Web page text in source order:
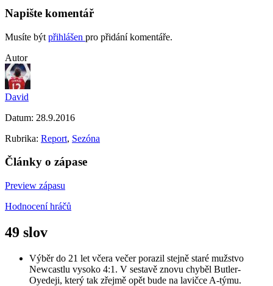
Napište komentář
Musíte být přihlášen pro přidání komentáře.
Autor
David
Datum: 28.9.2016
Rubrika: Report, Sezóna
Články o zápase
Preview zápasu
Hodnocení hráčů
49 slov
Výběr do 21 let včera večer porazil stejně staré mužstvo
Newcastlu vysoko 4:1. V sestavě znovu chyběl Butler-
Oyedeji, který tak zřejmě opět bude na lavičce A-týmu.